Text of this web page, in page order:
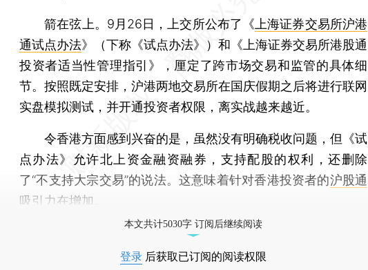
箭在弦上。9月26日，上交所公布了《 上海证券交易所沪港
通试点办法》（下称《试点办法》）和《上海证券交易所港股通
投资者适当性管理指引》，厘定了跨市场交易和监管的具体细
节。按照既定安排，沪港两地交易所在国庆假期之后将进行联网
实盘模拟测试，并开通投资者权限，离实战越来越近。
令香港方面感到兴奋的是，虽然没有明确税收问题，但《试
点办法》允许北上资金融资融券，支持配股的权利，还删除
了“不支持大宗交易”的说法。这意味着针对香港投资者的沪股通
吸引力在增加。
本文共计5030字 订阅后继续阅读
登录 后获取已订阅的阅读权限